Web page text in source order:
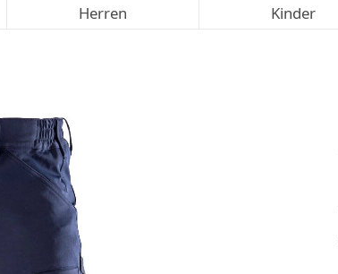
Herren Kinder